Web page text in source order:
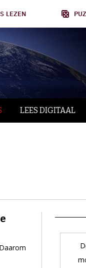
LEZEN
LEES DIGITAAL